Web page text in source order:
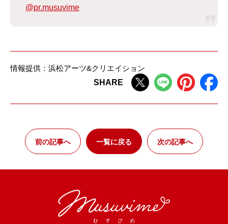
@pr.musuvime
情報提供：浜松アーツ&クリエイション
SHARE
前の記事へ 一覧に戻る 次の記事へ